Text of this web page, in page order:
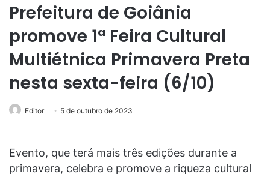
Prefeitura de Goiânia
promove 1ª Feira Cultural
Multiétnica Primavera Preta
nesta sexta-feira (6/10)
Editor 5 de outubro de 2023
Evento, que terá mais três edições durante a
primavera, celebra e promove a riqueza cultural